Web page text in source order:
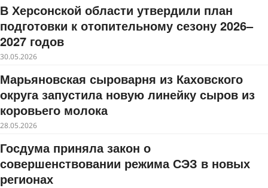
В Херсонской области утвердили план
подготовки к отопительному сезону 2026–
2027 годов
30.05.2026
Марьяновская сыроварня из Каховского
округа запустила новую линейку сыров из
коровьего молока
28.05.2026
Госдума приняла закон о
совершенствовании режима СЭЗ в новых
регионах